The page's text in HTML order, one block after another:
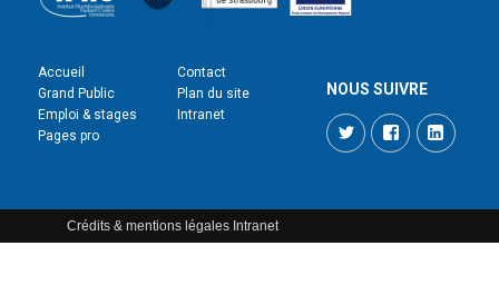
Accueil
Grand Public
Emploi & stages
Pages pro
Contact
Plan du site
Intranet
NOUS SUIVRE
TwitterFacebook
Crédits & mentions légales Intranet